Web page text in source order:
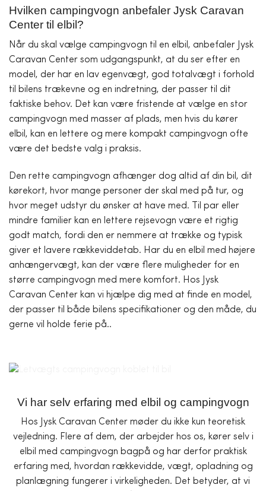
Hvilken campingvogn anbefaler Jysk Caravan
Center til elbil?
Når du skal vælge campingvogn til en elbil, anbefaler Jysk
Caravan Center som udgangspunkt, at du ser efter en
model, der har en lav egenvægt, god totalvægt i forhold
til bilens trækevne og en indretning, der passer til dit
faktiske behov. Det kan være fristende at vælge en stor
campingvogn med masser af plads, men hvis du kører
elbil, kan en lettere og mere kompakt campingvogn ofte
være det bedste valg i praksis.
Den rette campingvogn afhænger dog altid af din bil, dit
kørekort, hvor mange personer der skal med på tur, og
hvor meget udstyr du ønsker at have med. Til par eller
mindre familier kan en lettere rejsevogn være et rigtig
godt match, fordi den er nemmere at trække og typisk
giver et lavere rækkeviddetab. Har du en elbil med højere
anhængervægt, kan der være flere muligheder for en
større campingvogn med mere komfort. Hos Jysk
Caravan Center kan vi hjælpe dig med at finde en model,
der passer til både bilens specifikationer og den måde, du
gerne vil holde ferie på..
Vi har selv erfaring med elbil og campingvogn
Hos Jysk Caravan Center møder du ikke kun teoretisk
vejledning. Flere af dem, der arbejder hos os, kører selv i
elbil med campingvogn bagpå og har derfor praktisk
erfaring med, hvordan rækkevidde, vægt, opladning og
planlægning fungerer i virkeligheden. Det betyder, at vi